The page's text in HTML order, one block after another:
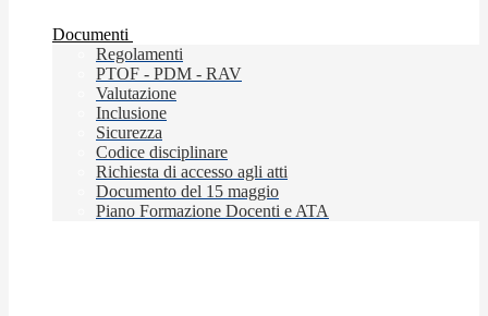
Documenti
Regolamenti
PTOF - PDM - RAV
Valutazione
Inclusione
Sicurezza
Codice disciplinare
Richiesta di accesso agli atti
Documento del 15 maggio
Piano Formazione Docenti e ATA